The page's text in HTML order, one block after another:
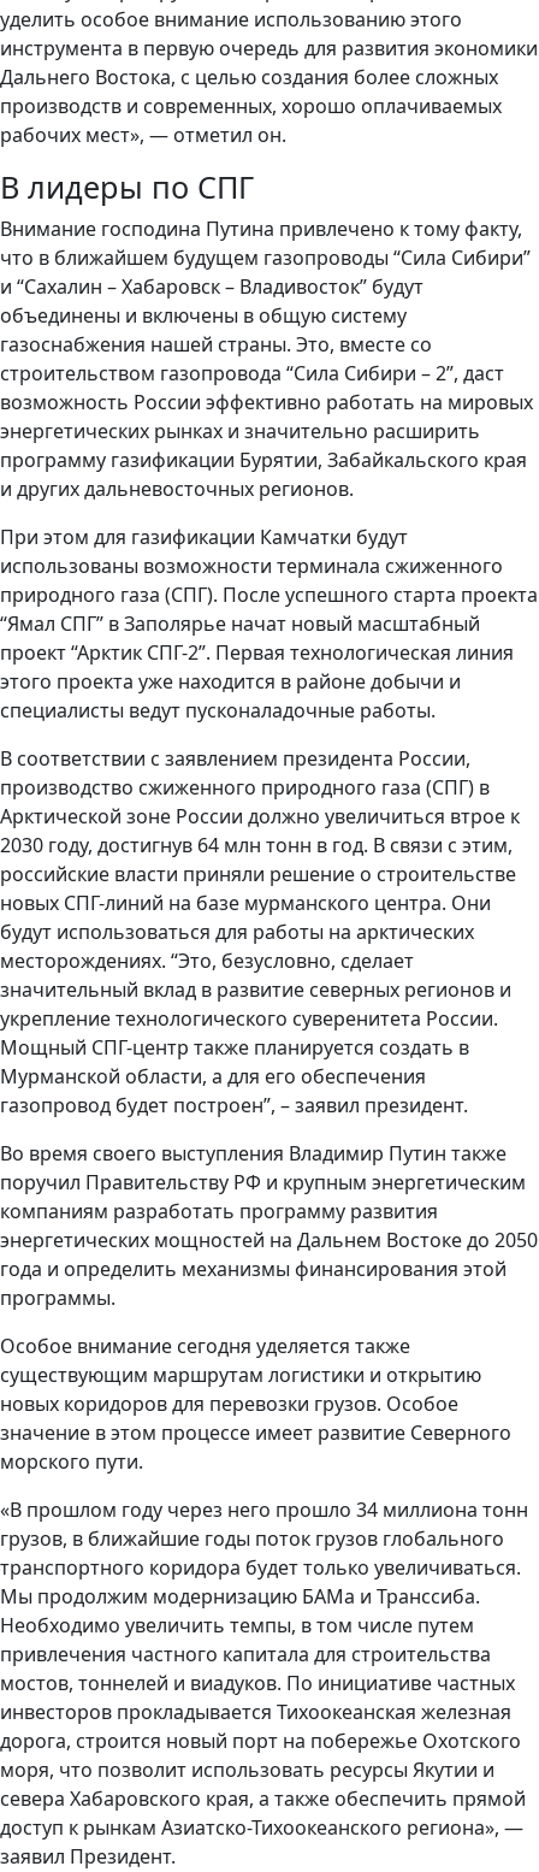
уделить особое внимание использованию этого
инструмента в первую очередь для развития экономики
Дальнего Востока, с целью создания более сложных
производств и современных, хорошо оплачиваемых
рабочих мест», — отметил он.
В лидеры по СПГ
Внимание господина Путина привлечено к тому факту,
что в ближайшем будущем газопроводы “Сила Сибири”
и “Сахалин – Хабаровск – Владивосток” будут
объединены и включены в общую систему
газоснабжения нашей страны. Это, вместе со
строительством газопровода “Сила Сибири – 2”, даст
возможность России эффективно работать на мировых
энергетических рынках и значительно расширить
программу газификации Бурятии, Забайкальского края
и других дальневосточных регионов.
При этом для газификации Камчатки будут
использованы возможности терминала сжиженного
природного газа (СПГ). После успешного старта проекта
“Ямал СПГ” в Заполярье начат новый масштабный
проект “Арктик СПГ-2”. Первая технологическая линия
этого проекта уже находится в районе добычи и
специалисты ведут пусконаладочные работы.
В соответствии с заявлением президента России,
производство сжиженного природного газа (СПГ) в
Арктической зоне России должно увеличиться втрое к
2030 году, достигнув 64 млн тонн в год. В связи с этим,
российские власти приняли решение о строительстве
новых СПГ-линий на базе мурманского центра. Они
будут использоваться для работы на арктических
месторождениях. “Это, безусловно, сделает
значительный вклад в развитие северных регионов и
укрепление технологического суверенитета России.
Мощный СПГ-центр также планируется создать в
Мурманской области, а для его обеспечения
газопровод будет построен”, – заявил президент.
Во время своего выступления Владимир Путин также
поручил Правительству РФ и крупным энергетическим
компаниям разработать программу развития
энергетических мощностей на Дальнем Востоке до 2050
года и определить механизмы финансирования этой
программы.
Особое внимание сегодня уделяется также
существующим маршрутам логистики и открытию
новых коридоров для перевозки грузов. Особое
значение в этом процессе имеет развитие Северного
морского пути.
«В прошлом году через него прошло 34 миллиона тонн
грузов, в ближайшие годы поток грузов глобального
транспортного коридора будет только увеличиваться.
Мы продолжим модернизацию БАМа и Транссиба.
Необходимо увеличить темпы, в том числе путем
привлечения частного капитала для строительства
мостов, тоннелей и виадуков. По инициативе частных
инвесторов прокладывается Тихоокеанская железная
дорога, строится новый порт на побережье Охотского
моря, что позволит использовать ресурсы Якутии и
севера Хабаровского края, а также обеспечить прямой
доступ к рынкам Азиатско-Тихоокеанского региона», —
заявил Президент.